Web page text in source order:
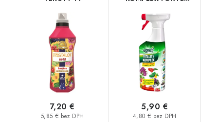
5,85 € bez DPH
7,20 €
4,80 € bez DPH
5,90 €